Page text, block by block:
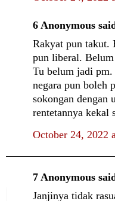
6 Anonymous
Rakyat pun takut.
pun liberal. Belum
Tu belum jadi
negara pun boleh
sokongan dengan
rentetannya kekal
October 24, 2022
7 Anonymous
Janjinya tidak